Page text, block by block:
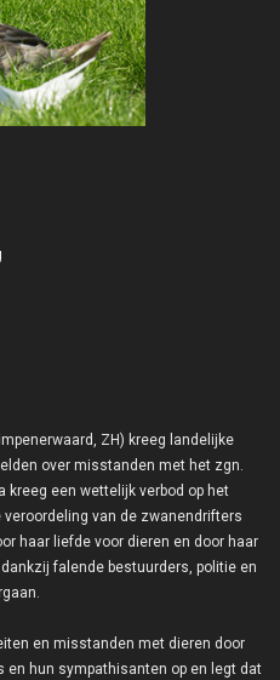
ZH) kreeg landelijke
over misstanden met het zgn.
kreeg een wettelijk verbod op het
van de zwanendrifters
haar liefde voor dieren en door haar
falende bestuurders, politie en
en misstanden met dieren door
hun sympathisanten op en legt dat